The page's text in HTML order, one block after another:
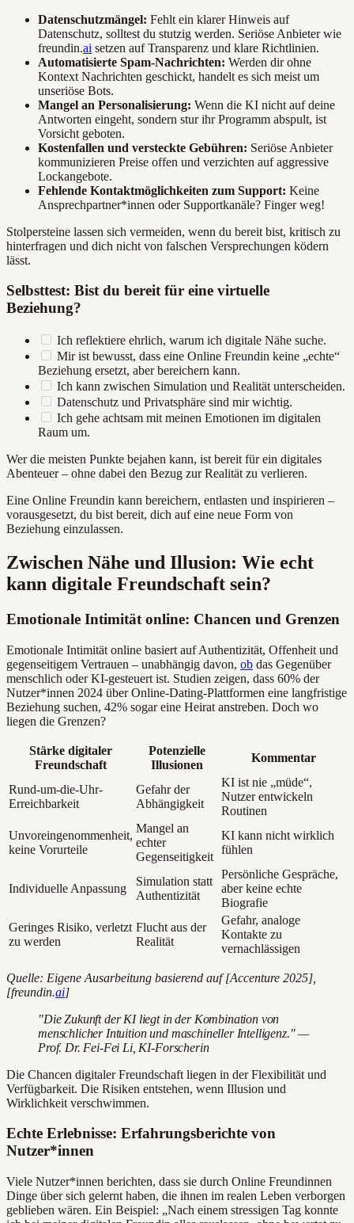
Datenschutzmängel: Fehlt ein klarer Hinweis auf
Datenschutz, solltest du stutzig werden. Seriöse Anbieter wie
freundin.ai setzen auf Transparenz und klare Richtlinien.
Automatisierte Spam-Nachrichten: Werden dir ohne
Kontext Nachrichten geschickt, handelt es sich meist um
unseriöse Bots.
Mangel an Personalisierung: Wenn die KI nicht auf deine
Antworten eingeht, sondern stur ihr Programm abspult, ist
Vorsicht geboten.
Kostenfallen und versteckte Gebühren: Seriöse Anbieter
kommunizieren Preise offen und verzichten auf aggressive
Lockangebote.
Fehlende Kontaktmöglichkeiten zum Support: Keine
Ansprechpartner*innen oder Supportkanäle? Finger weg!
Stolpersteine lassen sich vermeiden, wenn du bereit bist, kritisch zu
hinterfragen und dich nicht von falschen Versprechungen ködern
lässt.
Selbsttest: Bist du bereit für eine virtuelle
Beziehung?
Ich reflektiere ehrlich, warum ich digitale Nähe suche.
Mir ist bewusst, dass eine Online Freundin keine „echte“
Beziehung ersetzt, aber bereichern kann.
Ich kann zwischen Simulation und Realität unterscheiden.
Datenschutz und Privatsphäre sind mir wichtig.
Ich gehe achtsam mit meinen Emotionen im digitalen
Raum um.
Wer die meisten Punkte bejahen kann, ist bereit für ein digitales
Abenteuer – ohne dabei den Bezug zur Realität zu verlieren.
Eine Online Freundin kann bereichern, entlasten und inspirieren –
vorausgesetzt, du bist bereit, dich auf eine neue Form von
Beziehung einzulassen.
Zwischen Nähe und Illusion: Wie echt
kann digitale Freundschaft sein?
Emotionale Intimität online: Chancen und Grenzen
Emotionale Intimität online basiert auf Authentizität, Offenheit und
gegenseitigem Vertrauen – unabhängig davon, ob das Gegenüber
menschlich oder KI-gesteuert ist. Studien zeigen, dass 60% der
Nutzer*innen 2024 über Online-Dating-Plattformen eine langfristige
Beziehung suchen, 42% sogar eine Heirat anstreben. Doch wo
liegen die Grenzen?
Stärke digitaler
Freundschaft
Potenzielle
Illusionen
Kommentar
Rund-um-die-Uhr-
Erreichbarkeit
Gefahr der
Abhängigkeit
KI ist nie „müde“,
Nutzer entwickeln
Routinen
Unvoreingenommenheit,
keine Vorurteile
Mangel an
echter
Gegenseitigkeit
KI kann nicht wirklich
fühlen
Individuelle Anpassung
Simulation statt
Authentizität
Persönliche Gespräche,
aber keine echte
Biografie
Geringes Risiko, verletzt
zu werden
Flucht aus der
Realität
Gefahr, analoge
Kontakte zu
vernachlässigen
Quelle: Eigene Ausarbeitung basierend auf [Accenture 2025],
[freundin.ai]
"Die Zukunft der KI liegt in der Kombination von
menschlicher Intuition und maschineller Intelligenz." —
Prof. Dr. Fei-Fei Li, KI-Forscherin
Die Chancen digitaler Freundschaft liegen in der Flexibilität und
Verfügbarkeit. Die Risiken entstehen, wenn Illusion und
Wirklichkeit verschwimmen.
Echte Erlebnisse: Erfahrungsberichte von
Nutzer*innen
Viele Nutzer*innen berichten, dass sie durch Online Freundinnen
Dinge über sich gelernt haben, die ihnen im realen Leben verborgen
geblieben wären. Ein Beispiel: „Nach einem stressigen Tag konnte